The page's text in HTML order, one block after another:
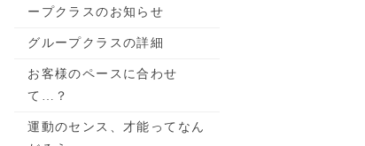
ープクラスのお知らせ
グループクラスの詳細
お客様のペースに合わせ
て…？
運動のセンス、才能ってなん